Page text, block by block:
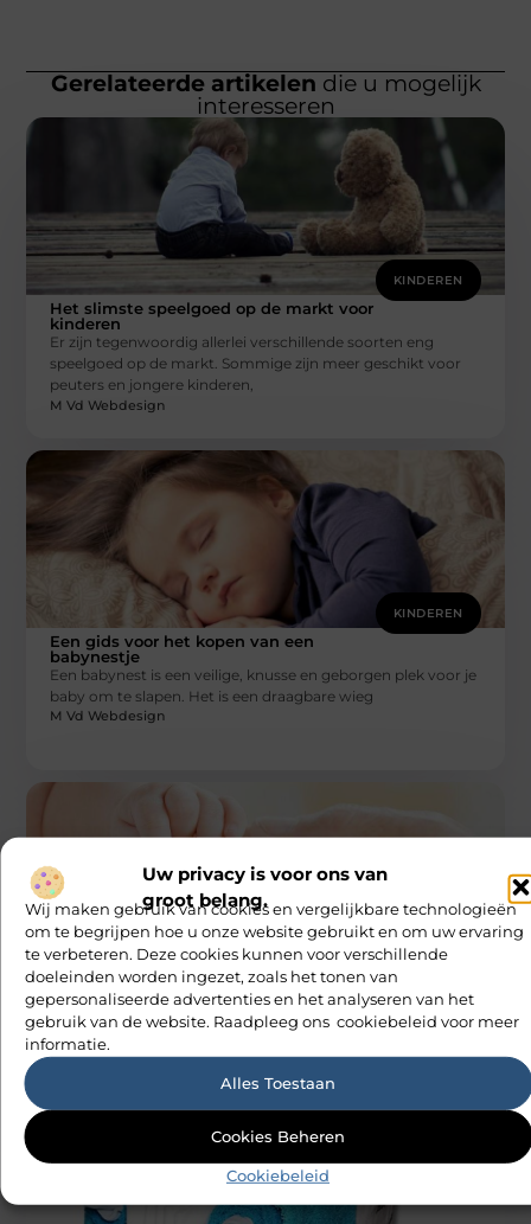
Uw privacy is voor ons van
groot belang.
Wij maken gebruik van cookies en vergelijkbare technologieën
om te begrijpen hoe u onze website gebruikt en om uw ervaring
te verbeteren. Deze cookies kunnen voor verschillende
doeleinden worden ingezet, zoals het tonen van
gepersonaliseerde advertenties en het analyseren van het
gebruik van de website. Raadpleeg ons cookiebeleid voor meer
informatie.
Alles Toestaan
Cookies Beheren
Cookiebeleid
Gerelateerde artikelen die u mogelijk
interesseren
KINDEREN
Het slimste speelgoed op de markt voor
kinderen
Er zijn tegenwoordig allerlei verschillende soorten eng
speelgoed op de markt. Sommige zijn meer geschikt voor
peuters en jongere kinderen,
M Vd Webdesign
KINDEREN
Een gids voor het kopen van een
babynestje
Een babynest is een veilige, knusse en geborgen plek voor je
baby om te slapen. Het is een draagbare wieg
M Vd Webdesign
KINDEREN
De complete gids voor gepersonaliseerde
kraamcadeaus
Een gepersonaliseerd kraamcadeau is een doordachte
manier om je liefde en zorg voor de aanstaande moeder te
tonen. Het is